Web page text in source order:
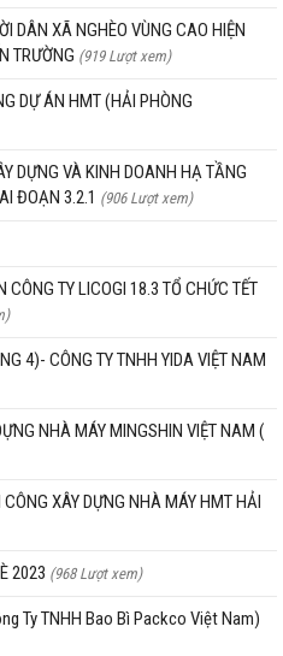
DÂN XÃ NGHÈO VÙNG CAO HIỆN
TRƯỜNG (919 Lượt xem)
DỰ ÁN HMT (HẢI PHÒNG
DỰNG VÀ KINH DOANH HẠ TẦNG
ĐOẠN 3.2.1 (906 Lượt xem)
TY LICOGI 18.3 TỔ CHỨC TẾT
4)- CÔNG TY TNHH YIDA VIỆT NAM
NHÀ MÁY MINGSHIN VIỆT NAM (
XÂY DỰNG NHÀ MÁY HMT HẢI
2023 (968 Lượt xem)
Ty TNHH Bao Bì Packco Việt Nam)